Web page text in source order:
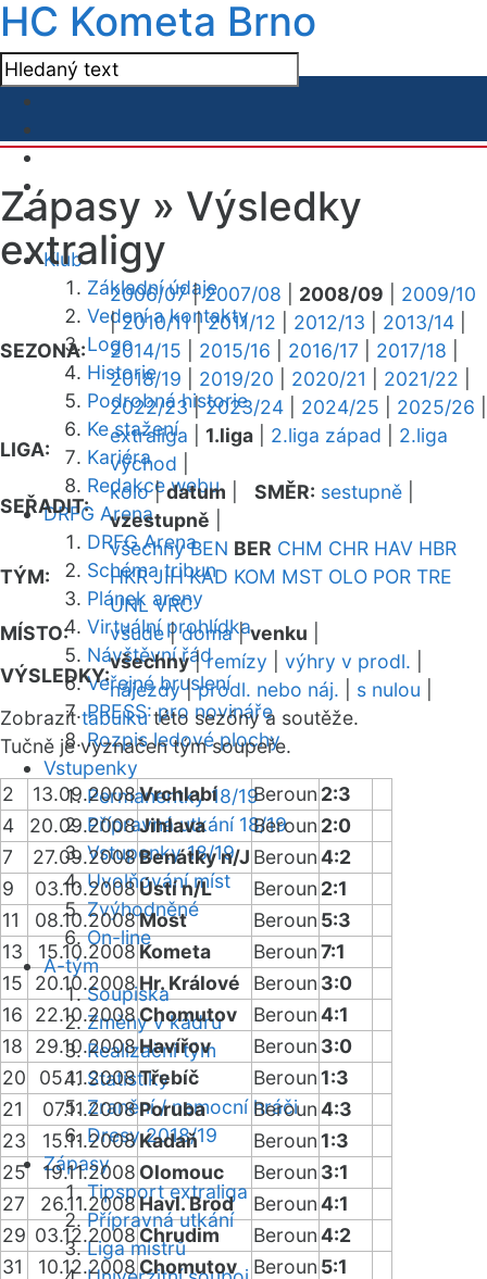
HC Kometa Brno
Klub
Základní údaje
Vedení a kontakty
Logo
Historie
Podrobná historie
Ke stažení
Kariéra
Redakce webu
DRFG Arena
DRFG Arena
Schéma tribun
Plánek areny
Virtuální prohlídka
Návštěvní řád
Veřejné bruslení
PRESS: pro novináře
Rozpis ledové plochy
Vstupenky
Permanentky 18/19
Přípravná utkání 18/19
Vstupenky 18/19
Uvolňování míst
Zvýhodněné
On-line
A-tým
Soupiska
Změny v kádru
Realizační tým
Statistiky
Zranění / nemocní hráči
Dresy 2018/19
Zápasy
Tipsport extraliga
Přípravná utkání
Liga mistrů
Zápasy » Výsledky
extraligy
SEZONA:
2006/07|2007/08 2008/09
2009/10
|2010/11|2011/12 2012/13 2013/14
2014/15
2015/16 2016/17 2017/18
2018/19
2019/20 2020/21 2021/22
2022/23|2023/24 2024/25 2025/26
LIGA:
extraliga 1.liga 2.liga západ
2.liga
východ
SEŘADIT:
kolo|datum SMĚR: sestupně
vzestupně
TÝM:
všechny BEN BER CHM CHR HAV HBR
HKR JIH KAD KOM MST OLO POR TRE
UNL VRC
MÍSTO:
všude|doma|venku
VÝSLEDKY:
všechny|remízy výhry v prodl.
nájezdy|prodl. nebo náj. s nulou
Zobrazittabulkutéto sezóny a soutěže.
Tučně je vyznačen tým soupeře.
2 13.09.2008Vrchlabí Beroun 2:3
4
20.09.2008Jihlava Beroun 2:0
7
27.09.2008Benátky n/J Beroun4:2
9
03.10.2008 Ústí n/L Beroun 2:1
11
08.10.2008Most Beroun 5:3
13
15.10.2008 Kometa Beroun7:1
15
20.10.2008Hr. Králové Beroun 3:0
16
22.10.2008Chomutov Beroun4:1
18
29.10.2008Havířov Beroun 3:0
20
05.11.2008Třebíč Beroun 1:3
21
07.11.2008Poruba Beroun4:3
23
15.11.2008Kadaň Beroun 1:3
25
19.11.2008 Olomouc Beroun 3:1
27
26.11.2008Havl. Brod Beroun4:1
29 03.12.2008Chrudim Beroun4:2
31
10.12.2008 Chomutov Beroun 5:1